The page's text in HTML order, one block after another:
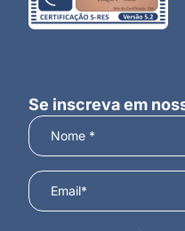
Se inscreva em